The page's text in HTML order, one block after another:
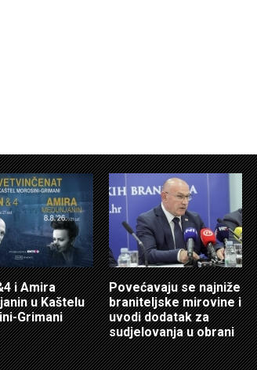
i Amira
u Kaštelu
Grimani
Povećavaju se najniže
braniteljske mirovine i
uvodi dodatak za
sudjelovanja u obrani